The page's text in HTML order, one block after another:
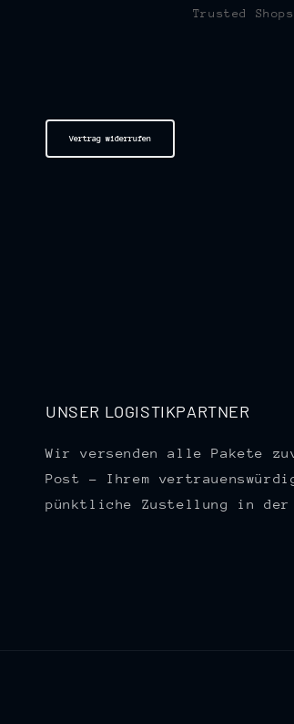
Trusted
Vertrag widerrufen
UNSER LOGISTIKPARTNER
Wir versenden alle Pakete
Post – Ihrem
pünktliche Zustellung in der